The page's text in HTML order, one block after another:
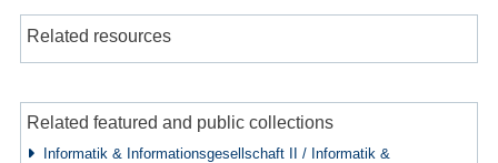
Related resources
Related featured and public collections
Informatik & Informationsgesellschaft II / Informatik &